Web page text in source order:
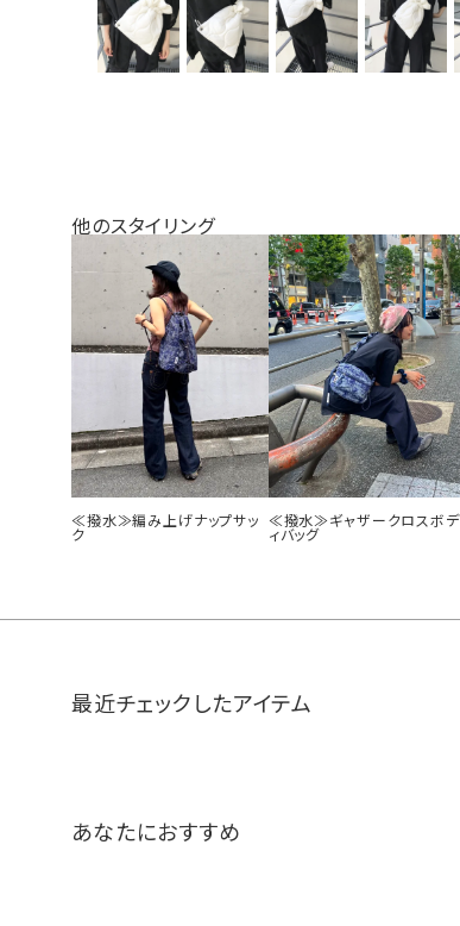
他のスタイリング
≪撥水≫編み上げナップサッ
ク
≪撥水≫ギャザークロスボデ
ィバッグ
最近チェックしたアイテム
あなたにおすすめ